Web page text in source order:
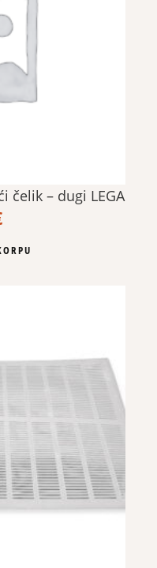
čelik – dugi LEGA